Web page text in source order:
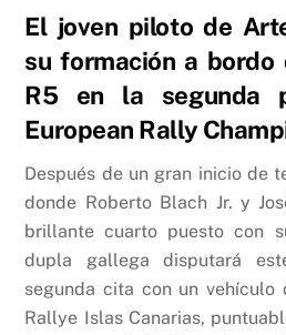
El joven piloto de
su formación a bordo
R5 en la segunda
European Rally
Después de un gran inicio de
donde Roberto Blach Jr. y
brillante cuarto puesto con
dupla gallega disputará
segunda cita con un
Rallye Islas Canarias,